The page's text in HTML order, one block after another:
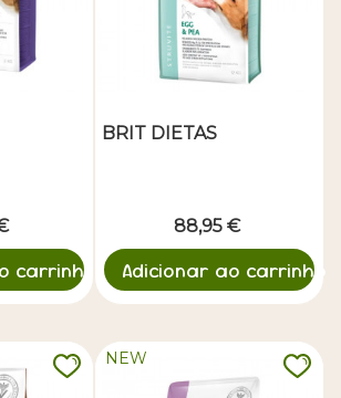
carrinho
BRIT DIETAS
88,95 €
Adicionar ao carrinho
NEW